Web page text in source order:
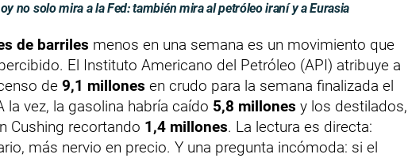
no solo mira a la Fed: también mira al petróleo iraní y a Eurasia
de barriles menos en una semana es un movimiento que
El Instituto Americano del Petróleo (API) atribuye a
de 9,1 millones en crudo para la semana finalizada el
la vez, la gasolina habría caído 5,8 millones y los destilados,
Cushing recortando 1,4 millones. La lectura es directa:
más nervio en precio. Y una pregunta incómoda: si el